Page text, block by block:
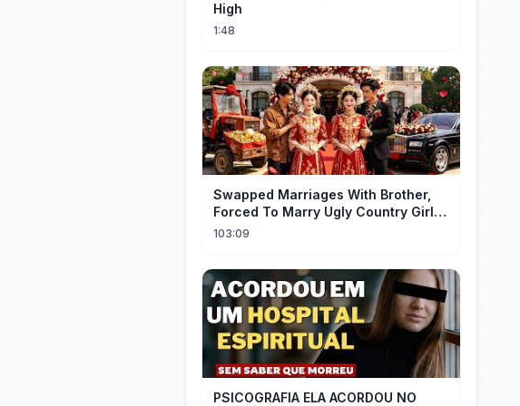
High
1:48
Swapped Marriages With Brother,
Forced To Marry Ugly Country Girl—
He's A Gorgeous Billionaire CEO!
103:09
PSICOGRAFIA ELA ACORDOU NO